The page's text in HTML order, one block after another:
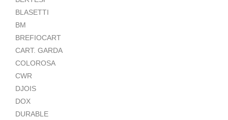
BLASETTI
BM
BREFIOCART
CART. GARDA
COLOROSA
CWR
DJOIS
DOX
DURABLE